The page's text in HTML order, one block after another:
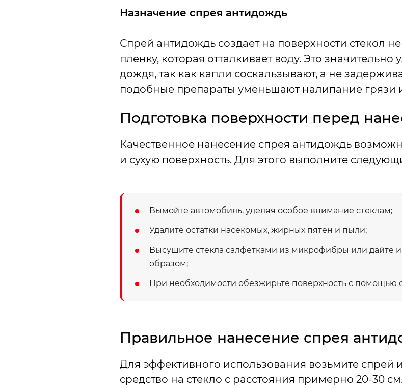
Назначение спрея антидождь
Спрей антидождь создает на поверхности стекол
пленку, которая отталкивает воду. Это
дождя, так как капли соскальзывают, а не
подобные препараты уменьшают налипание грязи
Подготовка поверхности перед
Качественное нанесение спрея антидождь
и сухую поверхность. Для этого выполните
Вымойте автомобиль, уделяя особое внимание стеклам;
Удалите остатки насекомых, жирных пятен и пыли;
Высушите стекла салфетками из микрофибры или дайте
образом;
При необходимости обезжирьте поверхность с помощью
Правильное нанесение спрея
Для эффективного использования возьмите спрей
средство на стекло с расстояния примерно 20-30